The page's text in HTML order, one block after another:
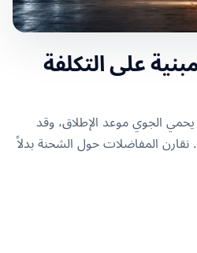
على التكلفة
يحمي الجوي موعد الإطلاق، وقد
نقارن المفاضلات حول الشحنة بدلاً